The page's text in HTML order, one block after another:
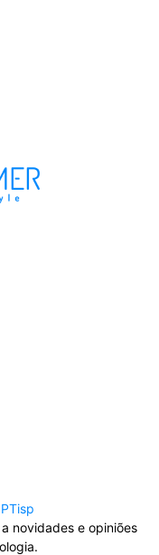
novidades e opiniões